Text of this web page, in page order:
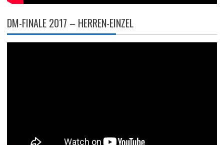
DM-FINALE 2017 – HERREN-EINZEL